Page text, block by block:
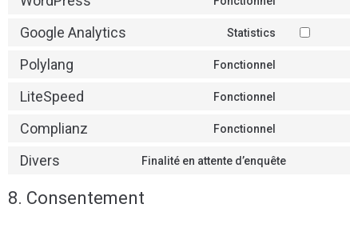
Google Analytics Statistics
Polylang Fonctionnel
LiteSpeed Fonctionnel
Complianz Fonctionnel
Divers Finalité en attente d’enquête
8. Consentement